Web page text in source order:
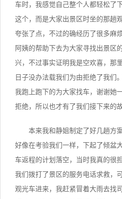
车时，我感觉自己整个人都轻松了
这个，而是大家出景区时坐的那趟
夸张了点，不过的确经历了很多麻
阿姨的帮助下去为大家寻找出景区
兴，不过事实证明我是空欢喜，那
日子没办法载我们为由拒绝了我们
我跑上跑下的为大家找车，谢谢她
拒绝，所以也才有了我们接下来的故
本来我和静姐制定了好几趟方
好像在考验我们一样，下起了倾盆
车返程的计划落空，当时我真的很
我们拨打了景区的服务电话求救，
观光车进来，我赶紧冒着大雨去找